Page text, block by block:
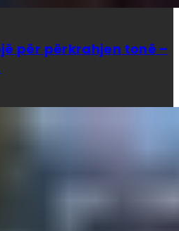
për përkrahjen tonë –